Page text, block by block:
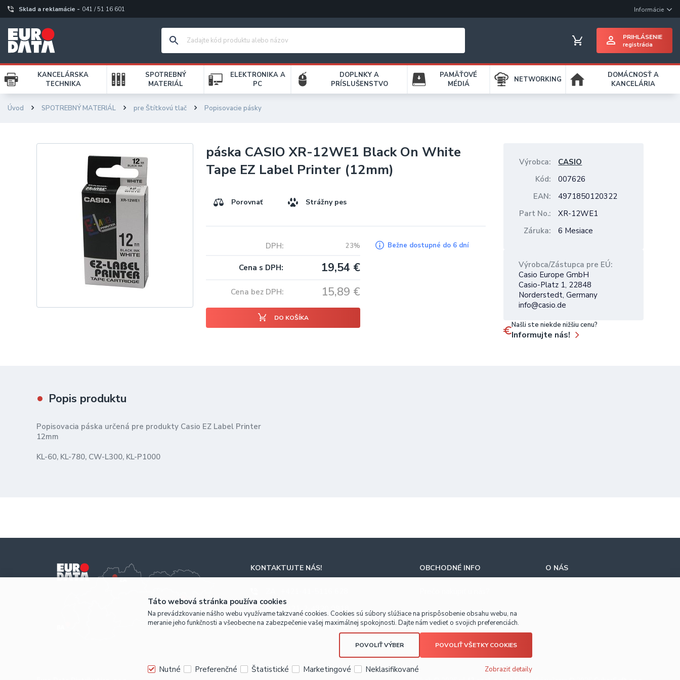
Sklad a reklamácie - 041 / 51 16 601 Informácie
PRIHLÁSENIE
registrácia
KANCELÁRSKA
TECHNIKA
SPOTREBNÝ
MATERIÁL
ELEKTRONIKA A
PC
DOPLNKY A
PRÍSLUŠENSTVO
PAMÄŤOVÉ
MÉDIÁ
NETWORKING
DOMÁCNOSŤ A
KANCELÁRIA
Úvod SPOTREBNÝ MATERIÁL pre Štítkovú tlač Popisovacie pásky
páska CASIO XR-12WE1 Black On White
Tape EZ Label Printer (12mm)
Porovnať Strážny pes
DPH 23%
Cena s DPH 19,54 €
Cena bez DPH 15,89 €
DO KOŠÍKA
Bežne dostupné do 6 dní
Výrobca
CASIO
Kód
007626
EAN
4971850120322
Part No.
XR-12WE1
Záruka
6 Mesiace
Výrobca/Zástupca pre EÚ
Casio Europe GmbH
Casio-Platz 1, 22848
Norderstedt, Germany
info@casio.de
Našli ste niekde nižšiu cenu?
Informujte nás!
Popis produktu
Popisovacia páska určená pre produkty Casio EZ Label Printer
12mm
KL-60, KL-780, CW-L300, KL-P1000
KONTAKTUJTE NÁS!
+421-2-4820 9918
KE +421-55-7289 653
OBCHODNÉ INFO O NÁS
Táto webová stránka používa cookies
Na prevádzkovanie nášho webu využívame takzvané cookies. Cookies sú súbory slúžiace na prispôsobenie obsahu webu, na
meranie jeho funkčnosti a všeobecne na zabezpečenie vašej maximálnej spokojnosti. Dajte nám vedieť o svojich preferenciách.
POVOLIŤ VÝBER POVOLIŤ VŠETKY COOKIES
Nutné Preferenčné Štatistické Marketingové Neklasifikované Zobraziť detaily